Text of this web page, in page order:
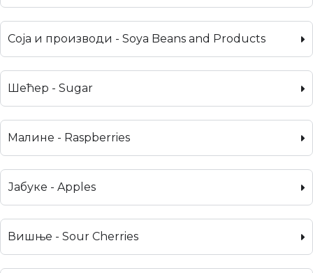
Соја и производи - Soya Beans and Products
Шећер - Sugar
Малине - Raspberries
Јабуке - Apples
Вишње - Sour Cherries